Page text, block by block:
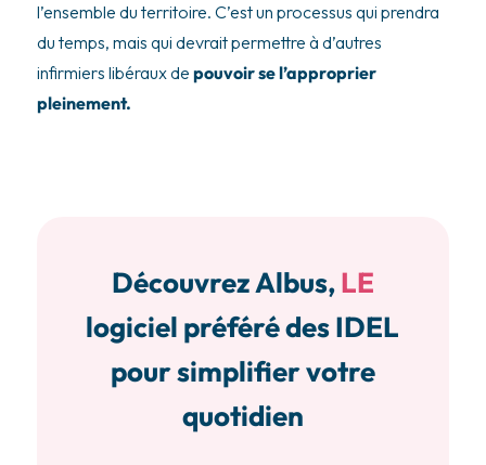
l’ensemble du territoire. C’est un processus qui prendra
du temps, mais qui devrait permettre à d’autres
infirmiers libéraux de pouvoir se l’approprier
pleinement.
Découvrez Albus,LE
logiciel préféré des IDEL
pour simplifier votre
quotidien